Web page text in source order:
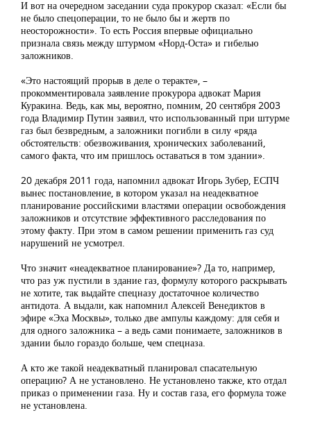
И вот на очередном заседании суда прокурор сказал: «Если бы
не было спецоперации, то не было бы и жертв по
неосторожности». То есть Россия впервые официально
признала связь между штурмом «Норд-Оста» и гибелью
заложников.
«Это настоящий прорыв в деле о теракте», –
прокомментировала заявление прокурора адвокат Мария
Куракина. Ведь, как мы, вероятно, помним, 20 сентября 2003
года Владимир Путин заявил, что использованный при штурме
газ был безвредным, а заложники погибли в силу «ряда
обстоятельств: обезвоживания, хронических заболеваний,
самого факта, что им пришлось оставаться в том здании».
20 декабря 2011 года, напомнил адвокат Игорь Зубер, ЕСПЧ
вынес постановление, в котором указал на неадекватное
планирование российскими властями операции освобождения
заложников и отсутствие эффективного расследования по
этому факту. При этом в самом решении применить газ суд
нарушений не усмотрел.
Что значит «неадекватное планирование»? Да то, например,
что раз уж пустили в здание газ, формулу которого раскрывать
не хотите, так выдайте спецназу достаточное количество
антидота. А выдали, как напомнил Алексей Венедиктов в
эфире «Эха Москвы», только две ампулы каждому: для себя и
для одного заложника – а ведь сами понимаете, заложников в
здании было гораздо больше, чем спецназа.
А кто же такой неадекватный планировал спасательную
операцию? А не установлено. Не установлено также, кто отдал
приказ о применении газа. Ну и состав газа, его формула тоже
не установлена.